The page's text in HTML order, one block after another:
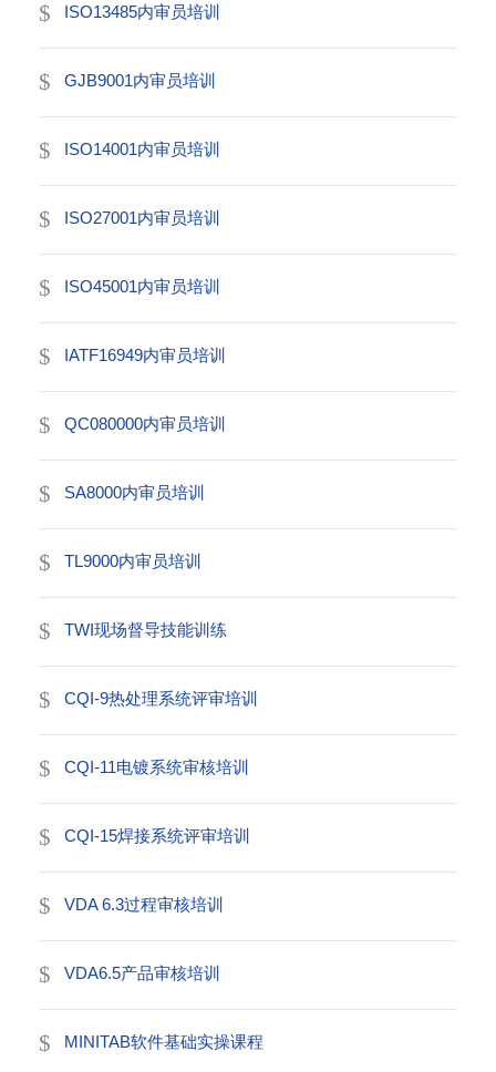
ISO13485内审员培训
GJB9001内审员培训
ISO14001内审员培训
ISO27001内审员培训
ISO45001内审员培训
IATF16949内审员培训
QC080000内审员培训
SA8000内审员培训
TL9000内审员培训
TWI现场督导技能训练
CQI-9热处理系统评审培训
CQI-11电镀系统审核培训
CQI-15焊接系统评审培训
VDA 6.3过程审核培训
VDA6.5产品审核培训
MINITAB软件基础实操课程